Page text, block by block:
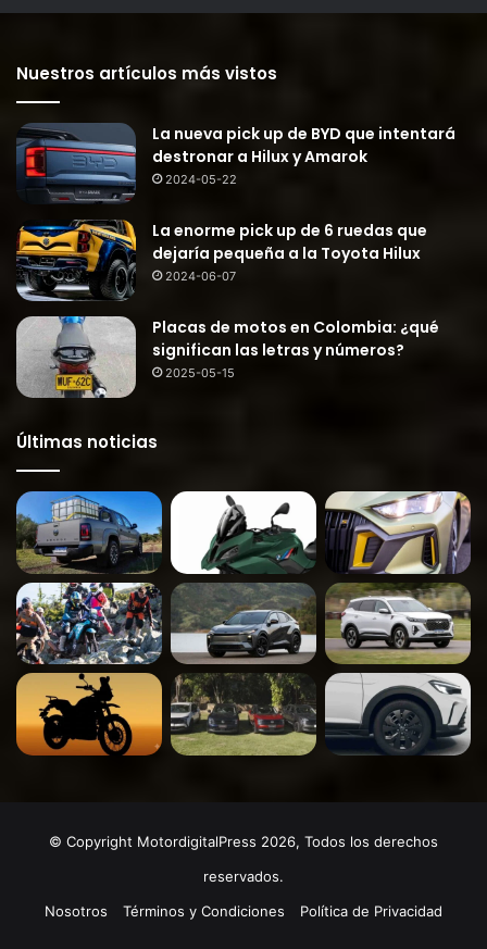
Nuestros artículos más vistos
La nueva pick up de BYD que intentará
destronar a Hilux y Amarok
2024-05-22
La enorme pick up de 6 ruedas que
dejaría pequeña a la Toyota Hilux
2024-06-07
Placas de motos en Colombia: ¿qué
significan las letras y números?
2025-05-15
Últimas noticias
© Copyright MotordigitalPress 2026, Todos los derechos
reservados.
Nosotros
Términos y Condiciones Política de Privacidad